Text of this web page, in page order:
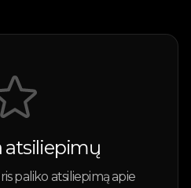
atsiliepimų
paliko atsiliepimą apie